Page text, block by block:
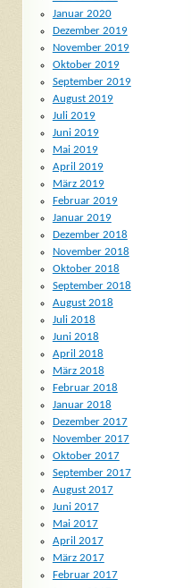
Januar 2020
Dezember 2019
November 2019
Oktober 2019
September 2019
August 2019
Juli 2019
Juni 2019
Mai 2019
April 2019
März 2019
Februar 2019
Januar 2019
Dezember 2018
November 2018
Oktober 2018
September 2018
August 2018
Juli 2018
Juni 2018
April 2018
März 2018
Februar 2018
Januar 2018
Dezember 2017
November 2017
Oktober 2017
September 2017
August 2017
Juni 2017
Mai 2017
April 2017
März 2017
Februar 2017